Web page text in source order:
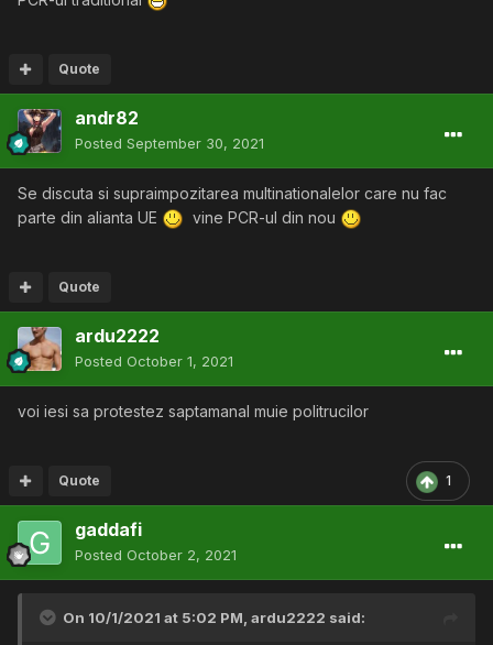
Quote
andr82
Posted September 30, 2021
Se discuta si supraimpozitarea multinationalelor care nu fac
parte din alianta UE
vine PCR-ul din nou
Quote
ardu2222
Posted October 1, 2021
voi iesi sa protestez saptamanal muie politrucilor
1
Quote
gaddafi
Posted October 2, 2021
On 10/1/2021 at 5:02 PM, ardu2222 said: